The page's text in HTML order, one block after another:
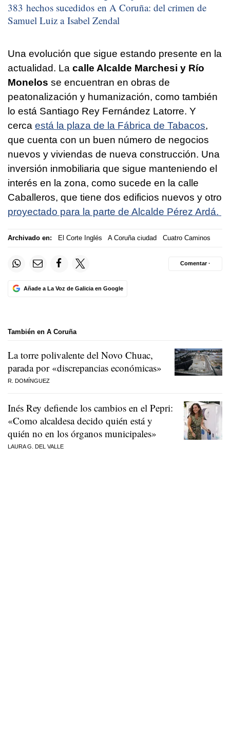
383 hechos sucedidos en A Coruña: del crimen de
Samuel Luiz a Isabel Zendal
Una evolución que sigue estando presente en la
actualidad. La calle Alcalde Marchesi y Río
Monelos se encuentran en obras de
peatonalización y humanización, como también
lo está Santiago Rey Fernández Latorre. Y
cerca está la plaza de la Fábrica de Tabacos,
que cuenta con un buen número de negocios
nuevos y viviendas de nueva construcción. Una
inversión inmobiliaria que sigue manteniendo el
interés en la zona, como sucede en la calle
Caballeros, que tiene dos edificios nuevos y otro
proyectado para la parte de Alcalde Pérez Ardá.
Archivado en: El Corte Inglés A Coruña ciudad Cuatro Caminos
Añade a La Voz de Galicia en Google
Comentar ·
También en A Coruña
La torre polivalente del Novo Chuac,
parada por «discrepancias económicas»
R. DOMÍNGUEZ
Inés Rey defiende los cambios en el Pepri:
«Como alcaldesa decido quién está y
quién no en los órganos municipales»
LAURA G. DEL VALLE